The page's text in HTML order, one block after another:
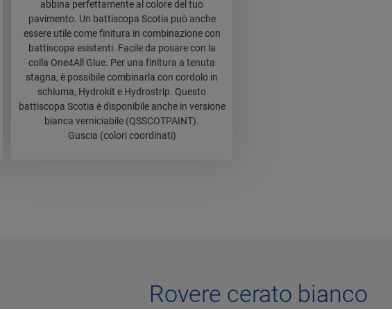
abbina perfettamente al colore del tuo
pavimento. Un battiscopa Scotia può anche
essere utile come finitura in combinazione con
battiscopa esistenti. Facile da posare con la
colla One4All Glue. Per una finitura a tenuta
stagna, è possibile combinarla con cordolo in
schiuma, Hydrokit e Hydrostrip. Questo
battiscopa Scotia è disponibile anche in versione
bianca verniciabile (QSSCOTPAINT).
Guscia (colori coordinati)
Rovere cerato bianco